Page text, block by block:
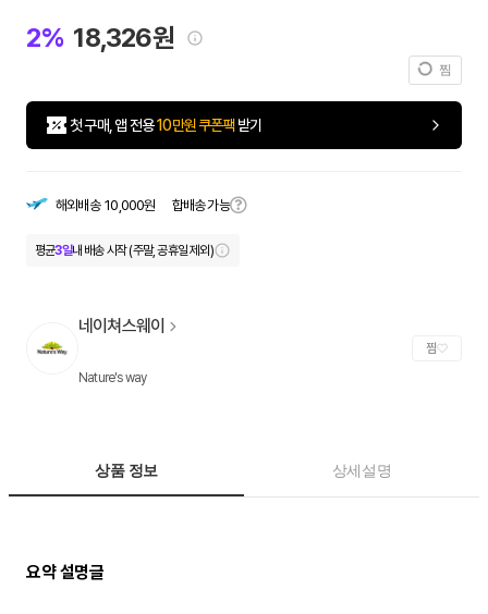
2% 18,326원
찜
첫 구매, 앱 전용10만원 쿠폰팩 받기
해외배송 10,000원 합배송 가능
평균3일내 배송 시작 (주말, 공휴일 제외)
네이쳐스웨이
Nature's way
찜
상품 정보 상세설명